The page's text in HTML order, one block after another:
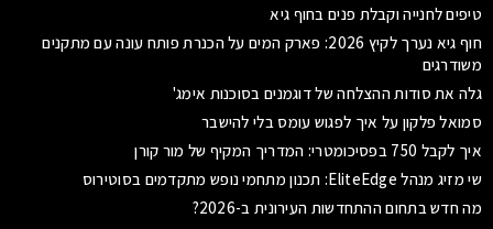
טיפים לחנייה וקבלת פנים בחוף גיא
חוף גיא נערך לקיץ 2026: פארק המים על הכנרת פותח עונה עם מתקנים
משודרגים
גלה את סודות ההצלחה של דוגמנים בסוכנות אימג'
סמואל פלקון על איך לפגוש עומס בלי להישבר
איך לקבל 750 בפסיכומטרי: המדריך המקיף של מור קורן
שי מזיג מנהל EliteEdge: תכנון מתחמי נופש מתקדמים בסוטירוס
מה חדש בתחום ההתחדשות העירונית ב-2026?